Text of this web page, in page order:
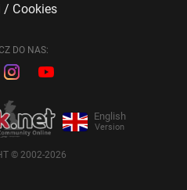
/ Cookies
DO NAS:
English
Version
© 2002-2026